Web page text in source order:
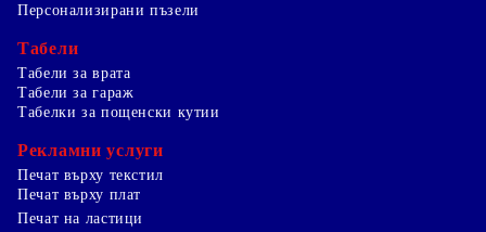
Персонализирани пъзели
Табели
Табели за врата
Табели за гараж
Табелки за пощенски кутии
Рекламни услуги
Печат върху текстил
Печат върху плат
Печат на ластици